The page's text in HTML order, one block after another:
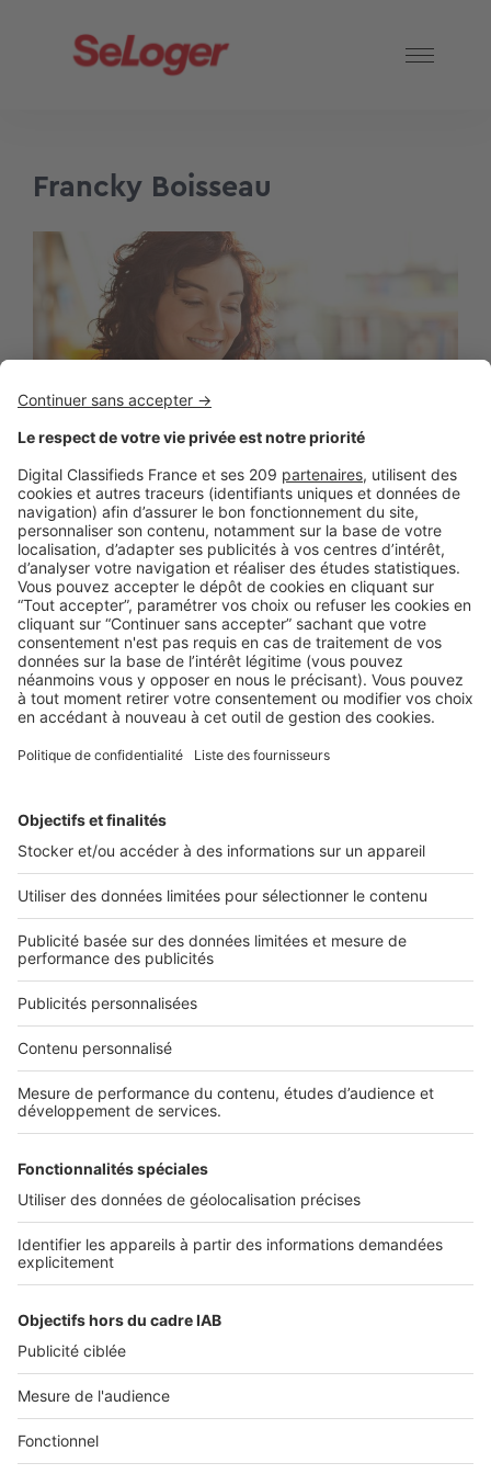
Francky Boisseau
LE MARCHÉ
5 livres sur l’immobilier pour améliorer
vos performances
Vous souhaitez vous perfectionner ? Nous avons sélectionné
pour vous 5 livres pouvant vous permettre d’améliorer vos
...
2 rue des Italiens 75009 Paris
01 53 38 80 00
Nos solutions pro
Actualités pro
Nous contacter
Connexion à My SeLoger Pro
Espace Presse